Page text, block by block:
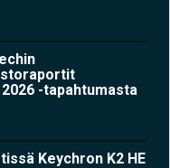
-tapahtumasta
Keychron K2 HE